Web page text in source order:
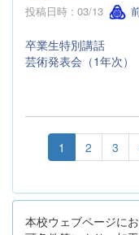
投稿日時 : 03/13
卒業生特別講話
芸術発表会（1年次）
1 2 3
本校ウェブページに